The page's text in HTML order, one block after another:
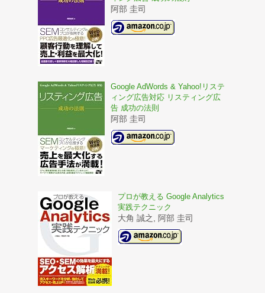
阿部 圭司
Google AdWords & Yahoo!リステ
ィング広告対応 リスティング広
告 成功の法則
阿部 圭司
プロが教える Google Analytics
実践テクニック
大角 誠之, 阿部 圭司